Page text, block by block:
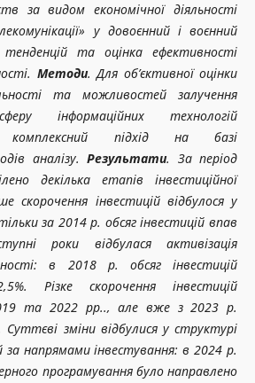
за видом економічної діяльності
у довоєнний і воєнний
тенденцій та оцінка ефективності
Методи. Для об’єктивної оцінки
та можливостей залучення
інформаційних технологій
комплексний підхід на базі
аналізу.Результати. За період
декілька етапів інвестиційної
скорочення інвестицій відбулося у
за 2014 р. обсяг інвестицій впав
роки відбулася активізація
в 2018 р. обсяг інвестицій
Різке скорочення інвестицій
та 2022 рр.., але вже з 2023 р.
Суттєві зміни відбулися у структурі
за напрямами інвестування: в 2024 р.
програмування було направлено